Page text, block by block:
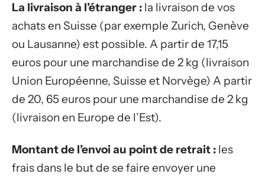
La livraison à l’étranger : la livraison de vos
achats en Suisse (par exemple Zurich, Genève
ou Lausanne) est possible. A partir de 17,15
euros pour une marchandise de 2 kg (livraison
Union Européenne, Suisse et Norvège) A partir
de 20, 65 euros pour une marchandise de 2 kg
(livraison en Europe de l’Est).
Montant de l’envoi au point de retrait : les
frais dans le but de se faire envoyer une